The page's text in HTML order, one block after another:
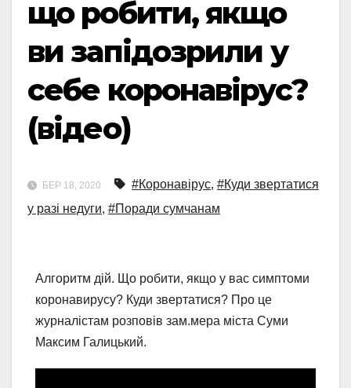
що робити, якщо
ви запідозрили у
себе коронавірус?
(відео)
БЕР 18, 2020 #Коронавірус, #Куди звертатися
у разі недуги, #Поради сумчанам
Алгоритм дій. Що робити, якщо у вас симптоми
коронавирусу? Куди звертатися? Про це
журналістам розповів зам.мера міста Суми
Максим Галицький.